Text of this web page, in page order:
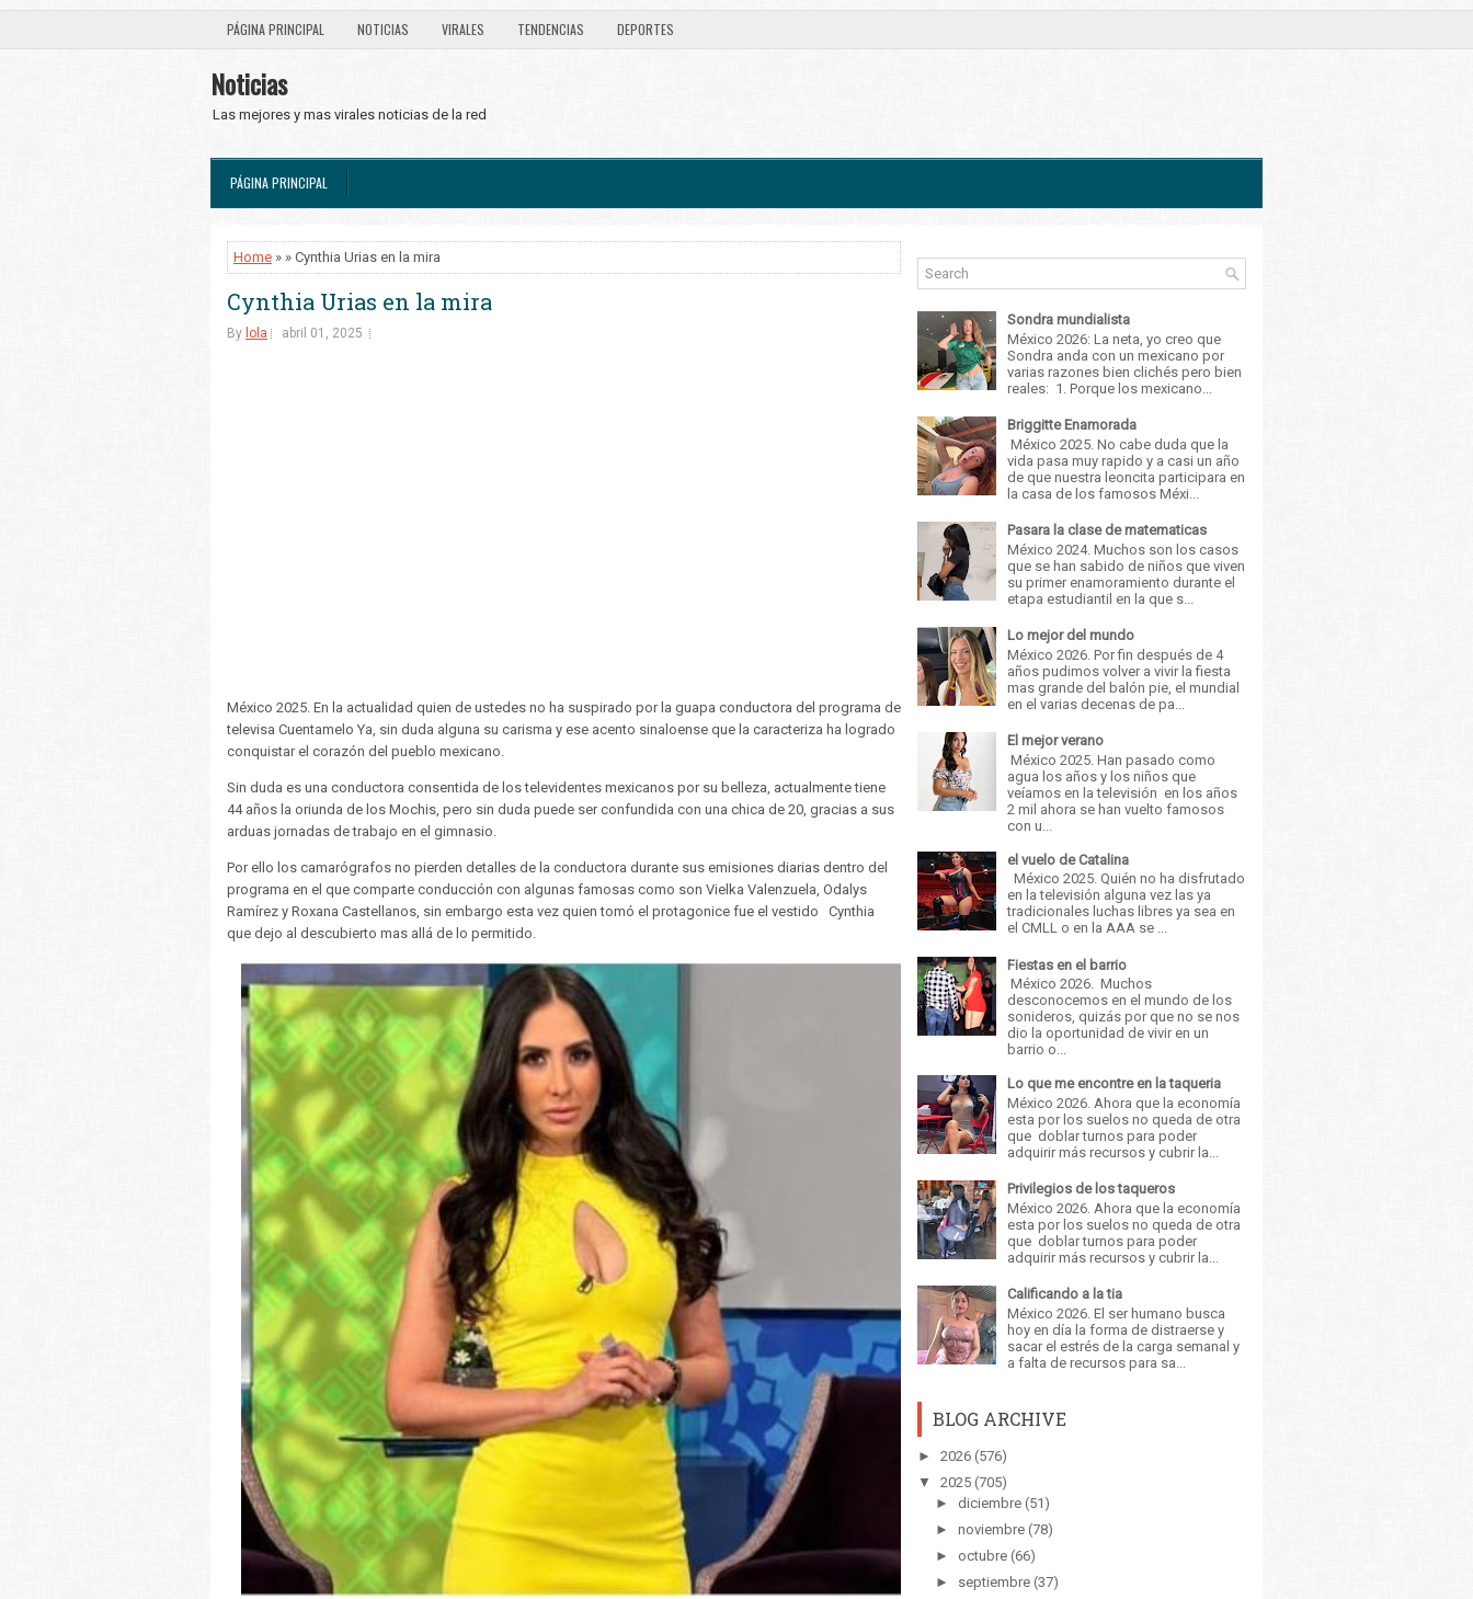
PÁGINA PRINCIPAL NOTICIAS VIRALES TENDENCIAS DEPORTES
Noticias
Las mejores y mas virales noticias de la red
PÁGINA PRINCIPAL
Home » » Cynthia Urias en la mira
Cynthia Urias en la mira
By lola abril 01, 2025
México 2025. En la actualidad quien de ustedes no ha suspirado por la guapa conductora del programa de
televisa Cuentamelo Ya, sin duda alguna su carisma y ese acento sinaloense que la caracteriza ha logrado
conquistar el corazón del pueblo mexicano.
Sin duda es una conductora consentida de los televidentes mexicanos por su belleza, actualmente tiene
44 años la oriunda de los Mochis, pero sin duda puede ser confundida con una chica de 20, gracias a sus
arduas jornadas de trabajo en el gimnasio.
Por ello los camarógrafos no pierden detalles de la conductora durante sus emisiones diarias dentro del
programa en el que comparte conducción con algunas famosas como son Vielka Valenzuela, Odalys
Ramírez y Roxana Castellanos, sin embargo esta vez quien tomó el protagonice fue el vestido Cynthia
que dejo al descubierto mas allá de lo permitido.
Sondra mundialista
México 2026: La neta, yo creo que
Sondra anda con un mexicano por
varias razones bien clichés pero bien
reales: 1. Porque los mexicano...
Briggitte Enamorada
México 2025. No cabe duda que la
vida pasa muy rapido y a casi un año
de que nuestra leoncita participara en
la casa de los famosos Méxi...
Pasara la clase de matematicas
México 2024. Muchos son los casos
que se han sabido de niños que viven
su primer enamoramiento durante el
etapa estudiantil en la que s...
Lo mejor del mundo
México 2026. Por fin después de 4
años pudimos volver a vivir la fiesta
mas grande del balón pie, el mundial
en el varias decenas de pa...
El mejor verano
México 2025. Han pasado como
agua los años y los niños que
veíamos en la televisión en los años
2 mil ahora se han vuelto famosos
con u...
el vuelo de Catalina
México 2025. Quién no ha disfrutado
en la televisión alguna vez las ya
tradicionales luchas libres ya sea en
el CMLL o en la AAA se ...
Fiestas en el barrio
México 2026. Muchos
desconocemos en el mundo de los
sonideros, quizás por que no se nos
dio la oportunidad de vivir en un
barrio o...
Lo que me encontre en la taqueria
México 2026. Ahora que la economía
esta por los suelos no queda de otra
que doblar turnos para poder
adquirir más recursos y cubrir la...
Privilegios de los taqueros
México 2026. Ahora que la economía
esta por los suelos no queda de otra
que doblar turnos para poder
adquirir más recursos y cubrir la...
Calificando a la tia
México 2026. El ser humano busca
hoy en día la forma de distraerse y
sacar el estrés de la carga semanal y
a falta de recursos para sa...
BLOG ARCHIVE
► 2026 (576)
▼
2025 (705)
► diciembre (51)
► noviembre (78)
► octubre (66)
► septiembre (37)